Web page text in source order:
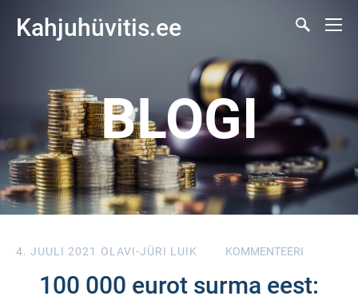
Kahjuhüvitis.ee
BLOGI
4. JUULI 2021 OLAVI-JÜRI LUIK KOMMENTEERI
100 000 eurot surma eest: